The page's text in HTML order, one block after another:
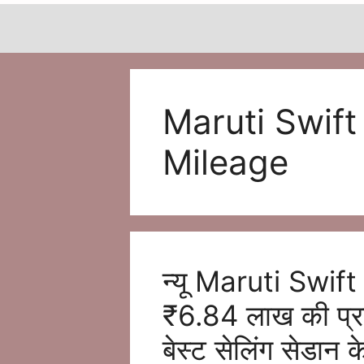
Maruti
Mileage
न्यू Maruti
₹6.84 लाख की
बेस्ट सेलिंग सेडान